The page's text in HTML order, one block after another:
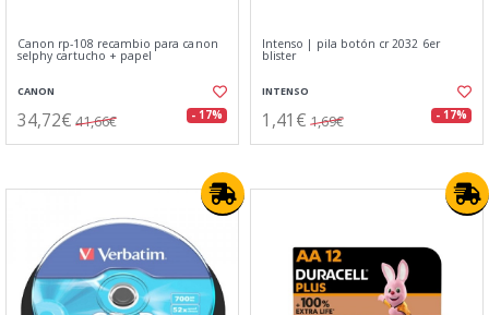
Canon rp-108 recambio para canon
selphy cartucho + papel
CANON
34,72€ 41,66€ - 17%
Intenso | pila botón cr 2032 6er
blister
INTENSO
1,41€ 1,69€ - 17%